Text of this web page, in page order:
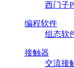
西门子
编程软件
组态软
接触器
交流接